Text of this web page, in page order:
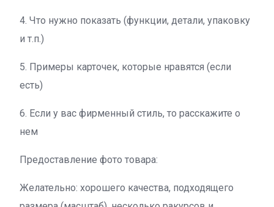
4. Что нужно показать (функции, детали, упаковку
и т.п.)
5. Примеры карточек, которые нравятся (если
есть)
6. Если у вас фирменный стиль, то расскажите о
нем
Предоставление фото товара:
Желательно: хорошего качества, подходящего